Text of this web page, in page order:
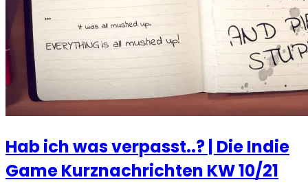
Hab ich was verpasst..? | Die Indie
Game Kurznachrichten KW 10/21